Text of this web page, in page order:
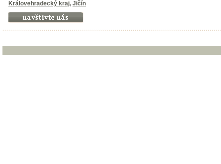
Královehradecký kraj, Jičín